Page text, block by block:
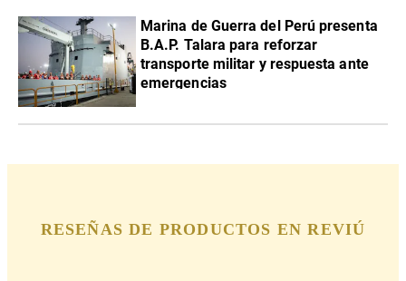
Marina de Guerra del Perú presenta
B.A.P. Talara para reforzar
transporte militar y respuesta ante
emergencias